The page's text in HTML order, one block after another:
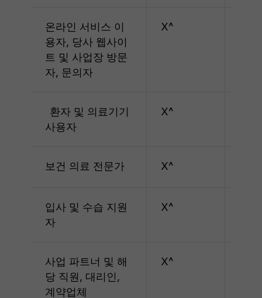
온라인 서비스 이
용자, 당사 웹사이
트 및 사업장 방문
자, 문의자
X^
환자 및 의료기기
사용자
X^
보건 의료 전문가 X^
입사 및 수습 지원
자
X^
사업 파트너 및 해
당 직원, 대리인,
계약업체
X^